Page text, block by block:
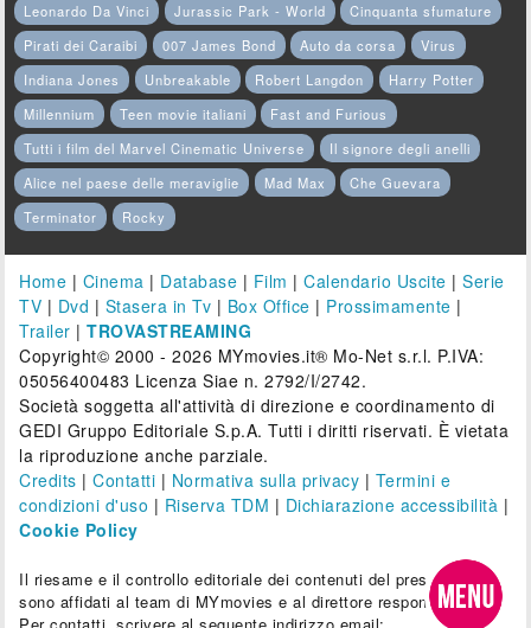
Leonardo Da Vinci
Jurassic Park - World
Cinquanta sfumature
Pirati dei Caraibi
007 James Bond Auto da corsa
Virus
Indiana Jones
Unbreakable Robert Langdon
Harry Potter
Millennium
Teen movie italiani
Fast and Furious
Tutti i film del Marvel Cinematic Universe
Il signore degli anelli
Alice nel paese delle meraviglie
Mad Max
Che Guevara
Terminator
Rocky
Home | Cinema | Database | Film |Calendario Uscite |Serie
TV | Dvd | Stasera in Tv | Box Office | Prossimamente |
Trailer |TROVASTREAMING
Copyright© 2000 - 2026 MYmovies.it® Mo-Net s.r.l. P.IVA:
05056400483 Licenza Siae n. 2792/I/2742.
Società soggetta all'attività di direzione e coordinamento di
GEDI Gruppo Editoriale S.p.A. Tutti i diritti riservati. È vietata
la riproduzione anche parziale.
Credits |Contatti | Normativa sulla privacy | Termini e
condizioni d'uso | Riserva TDM | Dichiarazione accessibilità |
Cookie Policy
Il riesame e il controllo editoriale dei contenuti del presente sito
sono affidati al team di MYmovies e al direttore responsabile.